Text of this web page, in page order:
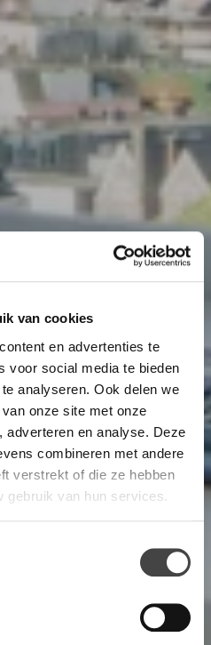
van cookies
en advertenties te
voor social media te bieden
analyseren. Ook delen we
onze site met onze
adverteren en analyse. Deze
combineren met andere
verstrekt of die ze hebben
gebruik van hun services.